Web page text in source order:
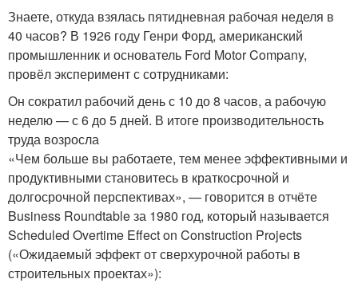
Знаете, откуда взялась пятидневная рабочая неделя в
40 часов? В 1926 году Генри Форд, американский
промышленник и основатель Ford Motor Company,
провёл эксперимент с сотрудниками:
Он сократил рабочий день с 10 до 8 часов, а рабочую
неделю — с 6 до 5 дней. В итоге производительность
труда возросла
«Чем больше вы работаете, тем менее эффективными и
продуктивными становитесь в краткосрочной и
долгосрочной перспективах», — говорится в отчёте
Business Roundtable за 1980 год, который называется
Scheduled Overtime Effect on Construction Projects
(«Ожидаемый эффект от сверхурочной работы в
строительных проектах»):